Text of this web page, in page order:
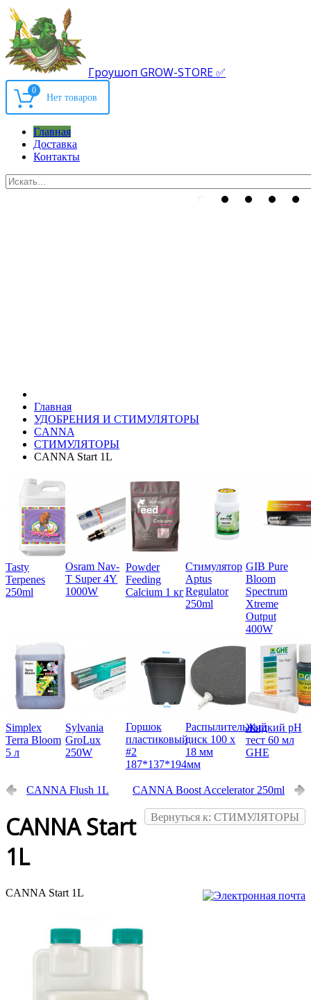
Гроушоп GROW-STORE ✅
0
Главная
Доставка
Контакты
Главная
УДОБРЕНИЯ И СТИМУЛЯТОРЫ
CANNA
СТИМУЛЯТОРЫ
CANNA Start 1L
Tasty
Terpenes
250ml
Osram Nav-
T Super 4Y
1000W
Powder
Feeding
Calcium 1 кг
Стимулятор
Aptus
Regulator
250ml
GIB Pure
Bloom
Spectrum
Xtreme
Output
400W
Simplex
Terra Bloom
5 л
Sylvania
GroLux
250W
Горшок
пластиковый
#2
187*137*194мм
Распылительный
диск 100 х
18 мм
Жидкий pH
тест 60 мл
GHE
CANNA Flush 1L CANNA Boost Accelerator 250ml
Вернуться к: СТИМУЛЯТОРЫ
CANNA Start
1L
CANNA Start 1L